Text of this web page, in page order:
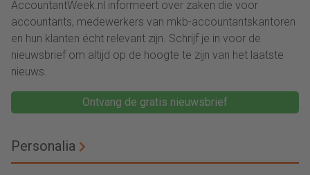
AccountantWeek.nl informeert over zaken die voor
accountants, medewerkers van mkb-accountantskantoren
en hun klanten écht relevant zijn. Schrijf je in voor de
nieuwsbrief om altijd op de hoogte te zijn van het laatste
nieuws.
Ontvang de gratis nieuwsbrief
Personalia